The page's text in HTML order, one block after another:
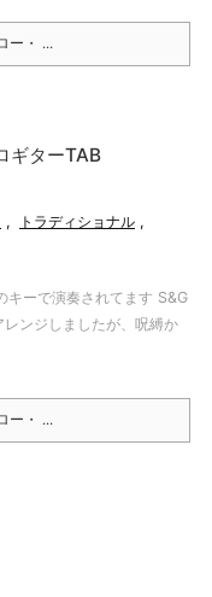
・ ...
ギターTAB
, トラディショナル ,
キーで演奏されてます S&G
ンジしましたが、呪縛か
・ ...